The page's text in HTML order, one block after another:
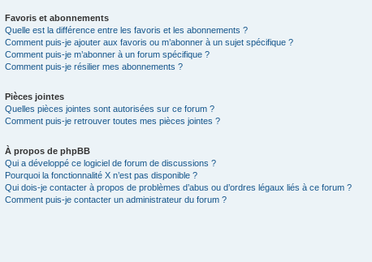
Favoris et abonnements
Quelle est la différence entre les favoris et les abonnements ?
Comment puis-je ajouter aux favoris ou m’abonner à un sujet spécifique ?
Comment puis-je m’abonner à un forum spécifique ?
Comment puis-je résilier mes abonnements ?
Pièces jointes
Quelles pièces jointes sont autorisées sur ce forum ?
Comment puis-je retrouver toutes mes pièces jointes ?
À propos de phpBB
Qui a développé ce logiciel de forum de discussions ?
Pourquoi la fonctionnalité X n’est pas disponible ?
Qui dois-je contacter à propos de problèmes d’abus ou d’ordres légaux liés à ce forum ?
Comment puis-je contacter un administrateur du forum ?